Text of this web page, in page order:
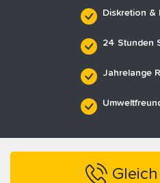
Diskretion &
24 Stunden
Jahrelange